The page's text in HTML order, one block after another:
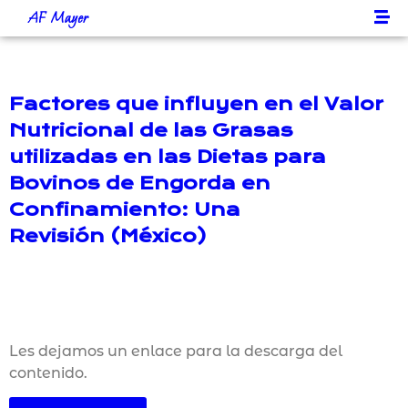
AF Mayer
Factores que influyen en el Valor
Nutricional de las Grasas
utilizadas en las Dietas para
Bovinos de Engorda en
Confinamiento: Una
Revisión (México)
Les dejamos un enlace para la descarga del
contenido.